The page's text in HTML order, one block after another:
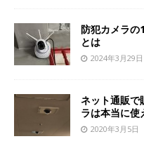
防犯カメラの
とは
2024年3月29日
ネット通販で
ラは本当に使
2020年3月5日